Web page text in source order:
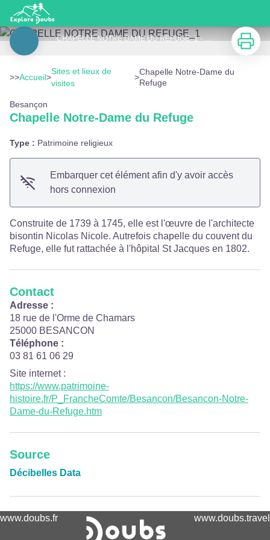
Chapelle Notre-Dame du Refuge
CHAPELLE NOTRE DAME DU REFUGE_1 - CHAPELLE NOTRE DAME DU REFUGE
Voir l'image en plein écran
Imprimer
>>Accueil>
Sites et lieux de
visites
>
Chapelle Notre-Dame du
Refuge
Besançon
Chapelle Notre-Dame du Refuge
Type : Patrimoine religieux
Embarquer cet élément afin d'y avoir accès
hors connexion
Construite de 1739 à 1745, elle est l'œuvre de l'architecte
bisontin Nicolas Nicole. Autrefois chapelle du couvent du
Refuge, elle fut rattachée à l'hôpital St Jacques en 1802.
Contact
Adresse :
18 rue de l'Orme de Chamars
25000 BESANCON
Téléphone :
03 81 61 06 29
Site internet:
https://www.patrimoine-
histoire.fr/P_FrancheComte/Besancon/Besancon-Notre-
Dame-du-Refuge.htm
Source
Décibelles Data
www.doubs.fr www.doubs.travel